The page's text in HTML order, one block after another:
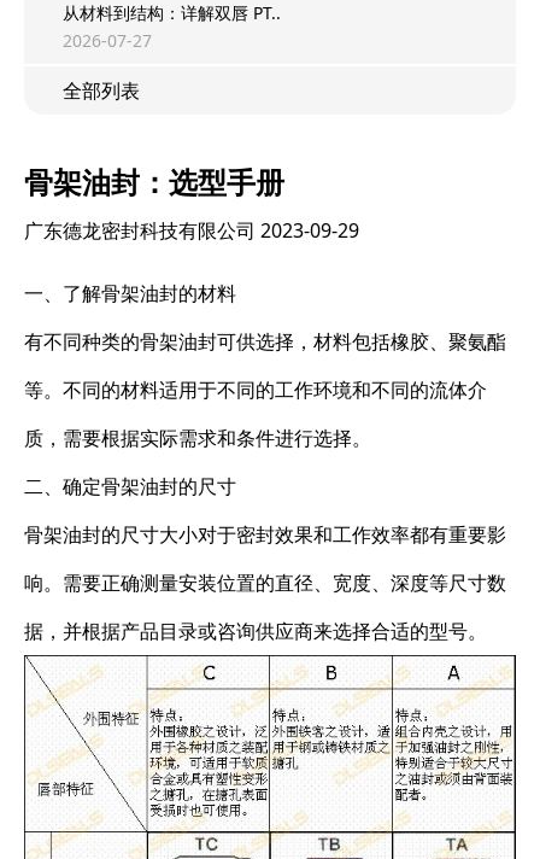
从材料到结构：详解双唇 PT..
2026-07-27
全部列表
骨架油封：选型手册
广东德龙密封科技有限公司 2023-09-29
一、了解骨架油封的材料
有不同种类的骨架油封可供选择，材料包括橡胶、聚氨酯
等。不同的材料适用于不同的工作环境和不同的流体介
质，需要根据实际需求和条件进行选择。
二、确定骨架油封的尺寸
骨架油封的尺寸大小对于密封效果和工作效率都有重要影
响。需要正确测量安装位置的直径、宽度、深度等尺寸数
据，并根据产品目录或咨询供应商来选择合适的型号。